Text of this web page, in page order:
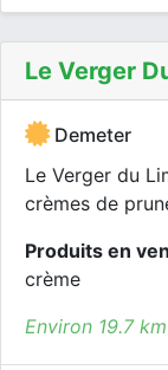
Le Verger
Demeter
Le Verger du
crèmes de
Produits en
crème
Environ 19.7